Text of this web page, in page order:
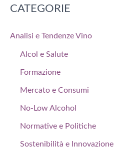
CATEGORIE
Analisi e Tendenze Vino
Alcol e Salute
Formazione
Mercato e Consumi
No-Low Alcohol
Normative e Politiche
Sostenibilità e Innovazione